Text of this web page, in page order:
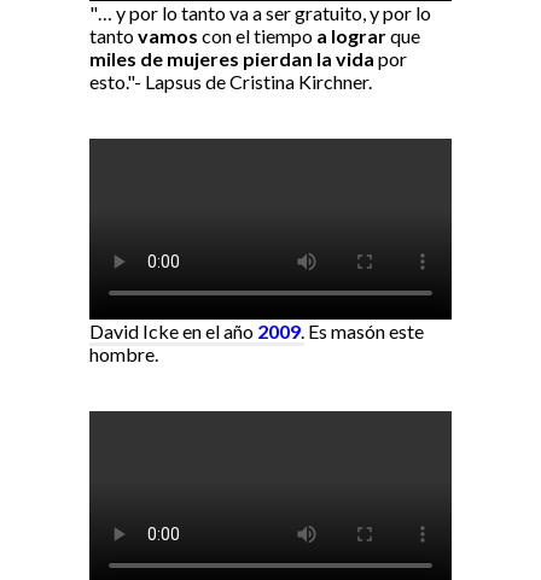
"… y por lo tanto va a ser gratuito, y por lo
tantovamos con el tiempo a lograrque
miles de mujeres pierdan la vida por
esto."- Lapsus de Cristina Kirchner.
David Icke en el año 2009. Es masón este
hombre.